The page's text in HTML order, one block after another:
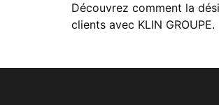
Découvrez comment la
clients avec KLIN GROUPE.